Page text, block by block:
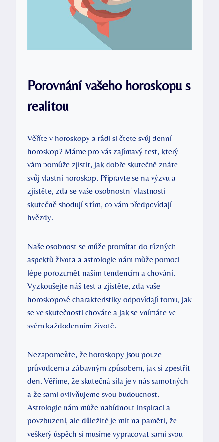
Porovnání vašeho horoskopu s
realitou
Věříte v horoskopy a rádi si čtete svůj denní
horoskop? Máme pro⁤ vás⁢ zajímavý test, ⁢který
vám pomůže zjistit, jak dobře ​skutečně znáte
svůj vlastní horoskop. Připravte se na výzvu a
zjistěte, zda⁢ se vaše osobnostní vlastnosti
skutečně ‌shodují s tím, co vám předpovídají
hvězdy.
Naše osobnost se může promítat do různých
aspektů života a astrologie nám může pomoci
lépe porozumět našim tendencím a chování.
Vyzkoušejte náš test a zjistěte, zda vaše
horoskopové charakteristiky odpovídají tomu, jak
se ve ‍skutečnosti chováte ‌a jak se vnímáte ve
svém každodenním životě.
Nezapomeňte, že horoskopy jsou pouze
průvodcem a zábavným způsobem, jak si zpestřit⁣
den. Věříme, že skutečná síla je v nás samotných
⁤a že sami ⁤ovlivňujeme svou budoucnost.
Astrologie nám může nabídnout inspiraci a
povzbuzení, ale důležité​ je mít na paměti, že
veškerý úspěch si musíme vypracovat sami svou